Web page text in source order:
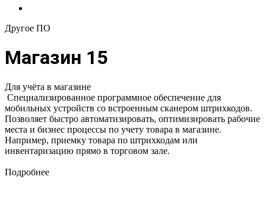
Другое ПО
Магазин 15
Для учёта в магазине
Специализированное программное обеспечение для
мобильных устройств со встроенным сканером штрихкодов.
Позволяет быстро автоматизировать, оптимизировать рабочие
места и бизнес процессы по учету товара в магазине.
Например, приемку товара по штрихкодам или
инвентаризацию прямо в торговом зале.
Подробнее